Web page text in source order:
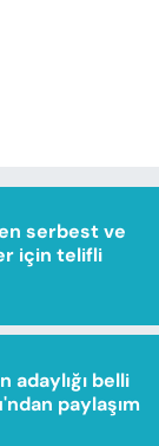
serbest ve
için telifli
adaylığı belli
paylaşım